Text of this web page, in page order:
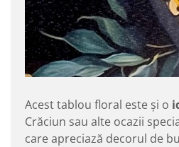
Acest tablou floral este și o
Crăciun sau alte ocazii
care apreciază decorul de